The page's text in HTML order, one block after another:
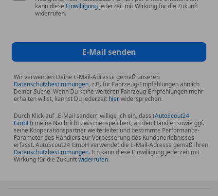
kann diese Einwilligung jederzeit mit Wirkung für die Zukunft
widerrufen.
E-Mail senden
Wir verwenden Deine E-Mail-Adresse gemäß unseren
Datenschutzbestimmungen, z.B. für Fahrzeug-Empfehlungen ähnlich
Deiner Suche. Wenn Du keine weiteren Fahrzeug-Empfehlungen mehr
erhalten willst, kannst Du jederzeit hierwidersprechen.
Durch Klick auf „E-Mail senden“ willige ich ein, dass (AutoScout24
GmbH) meine Nachricht zwischenspeichert, an den Händler sowie ggf.
seine Kooperationspartner weiterleitet und bestimmte Performance-
Parameter des Händlers zur Verbesserung des Kundenerlebnisses
erfasst. AutoScout24 GmbH verwendet die E-Mail-Adresse gemäß ihren
Datenschutzbestimmungen. Ich kann diese Einwilligung jederzeit mit
Wirkung für die Zukunftwiderrufen.